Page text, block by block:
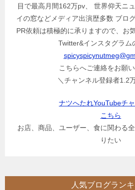
目で最高月間162万pv、 世界仰天ニ
イの窓などメディア出演歴多数 ブロ
PR依頼は積極的に承りますので、お
Twitter&インスタグラム
こちらへご連絡をお願い
＼チャンネル登録者1.2
ナツへたれYouTubeチ
こちら
お店、商品、ユーザー、食に関わる
りたい
人気ブログラン